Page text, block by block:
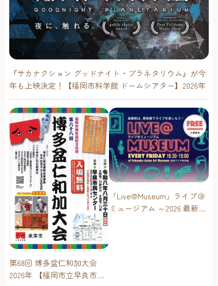
『サカナクション グッドナイト・プラネタリウム』が今
年も上映決定！【福岡市科学館 ドームシアター】2026年
第68回 博多盆仁和加大会
2026年 【福岡市立早良市民
「Live@Museum」ライブ＠
ミュージアム ～2026 最新イ